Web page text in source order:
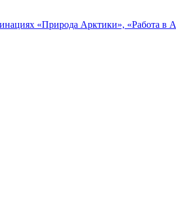
«Природа Арктики», «Работа